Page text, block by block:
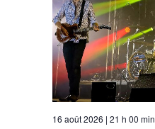
16 août 2026 | 21 h 00 min